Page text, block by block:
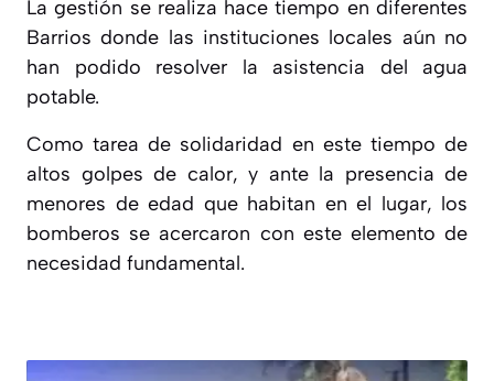
La gestión se realiza hace tiempo en diferentes
Barriosdonde las instituciones locales aún no
han podido resolver la asistencia del agua
potable.
Como tarea de solidaridad en este tiempo de
altos golpes de calor, y ante la presencia de
menores de edad que habitan en el lugar, los
bomberos se acercaron con este elemento de
necesidad fundamental.